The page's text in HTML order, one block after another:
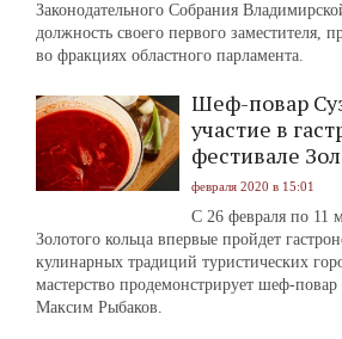
Законодательного Собрания
должность своего первого заместителя,
во фракциях областного парламента.
Шеф-повар
участие в
фестивале
февраля 2020 в 15:01
С 26 февраля по 11
Золотого кольца впервые пройдет
кулинарных традиций туристических
мастерство продемонстрирует шеф-повар
Максим Рыбаков.